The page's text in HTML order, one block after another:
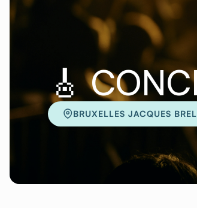
🎸
BRUXELLES JACQUES BREL